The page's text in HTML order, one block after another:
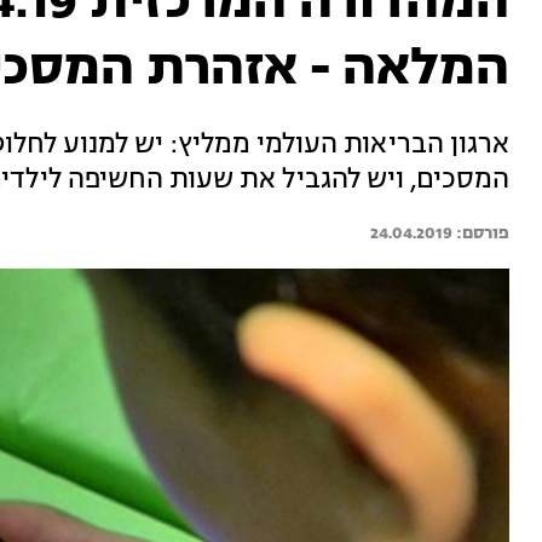
המלאה - אזהרת
ארגון הבריאות העולמי ממליץ: יש למנוע
המסכים, ויש להגביל את שעות החשיפה לילדים עד גיל 5 -
24.04.2019